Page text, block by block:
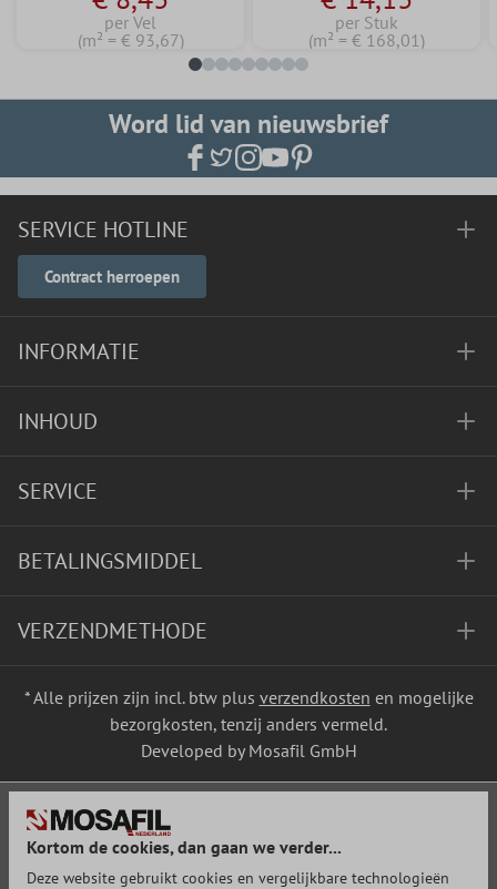
per Vel
(m² = € 93,67)
per Stuk
(m² = € 168,01)
Word lid van nieuwsbrief
SERVICE HOTLINE
Contract herroepen
INFORMATIE
INHOUD
SERVICE
BETALINGSMIDDEL
VERZENDMETHODE
* Alle prijzen zijn incl. btw plus verzendkosten en mogelijke
bezorgkosten, tenzij anders vermeld.
Developed by Mosafil GmbH
Kortom de cookies, dan gaan we verder...
Deze website gebruikt cookies en vergelijkbare technologieën